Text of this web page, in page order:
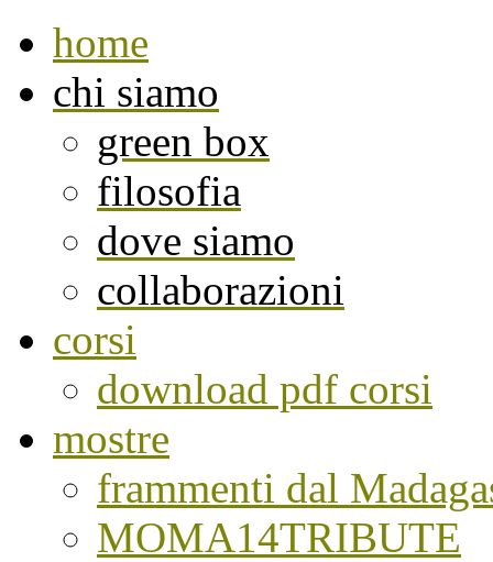
home
chi siamo
green box
filosofia
dove siamo
collaborazioni
corsi
download pdf corsi
mostre
frammenti dal
MOMA14TRIBUTE